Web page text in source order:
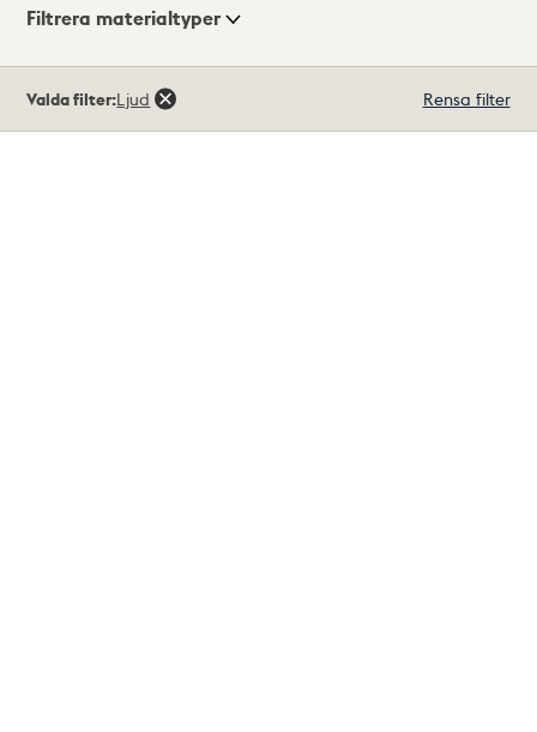
Visningsläge
Filtrera materialtyper
träffar
Valda filter:Ljud Rensa filter